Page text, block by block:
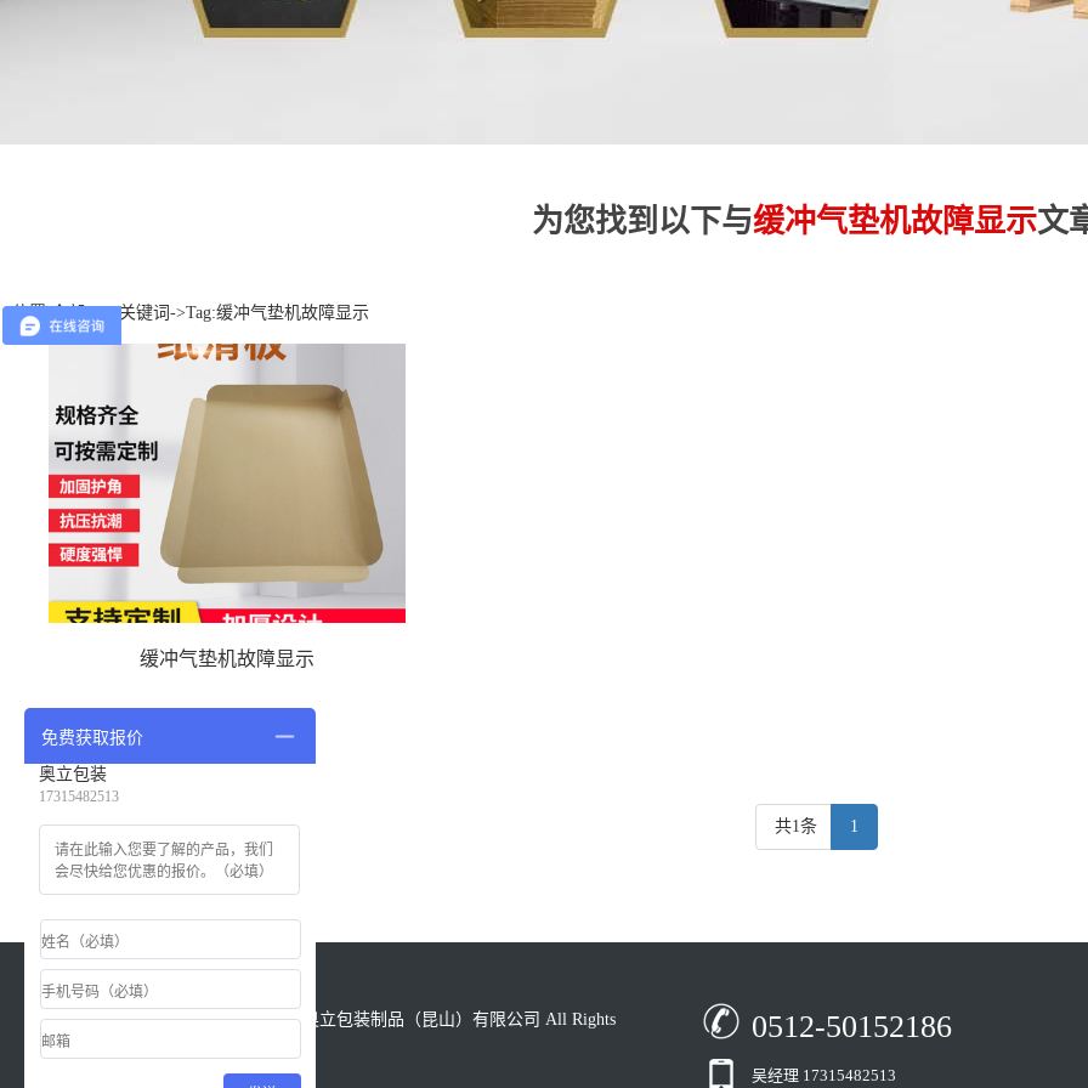
为您找到以下与缓冲气垫机故障显示文
位置: 全部TAG关键词 ->Tag:缓冲气垫机故障显示
缓冲气垫机故障显示
共1条 1
版权所有：Copyright &copy; 2021 奥立包装制品（昆山）有限公司 All Rights
Reserved.
0512-50152186
吴经理 17315482513
免费获取报价
奥立包装
17315482513